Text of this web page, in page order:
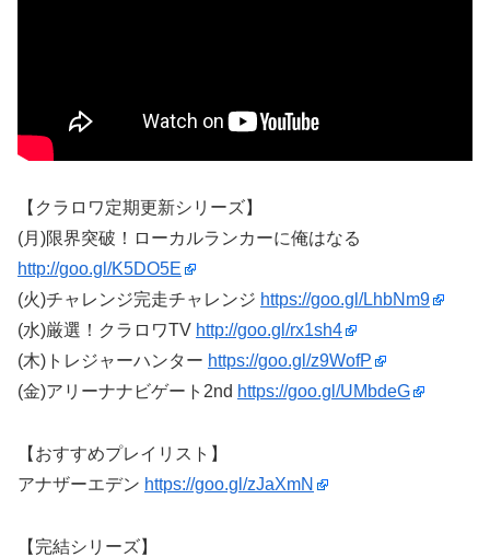
【クラロワ定期更新シリーズ】
(月)限界突破！ローカルランカーに俺はなる
http://goo.gl/K5DO5E
(火)チャレンジ完走チャレンジ https://goo.gl/LhbNm9
(水)厳選！クラロワTV http://goo.gl/rx1sh4
(木)トレジャーハンター https://goo.gl/z9WofP
(金)アリーナナビゲート2nd https://goo.gl/UMbdeG
【おすすめプレイリスト】
アナザーエデン https://goo.gl/zJaXmN
【完結シリーズ】